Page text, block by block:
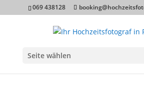
069 438128
Seite wählen